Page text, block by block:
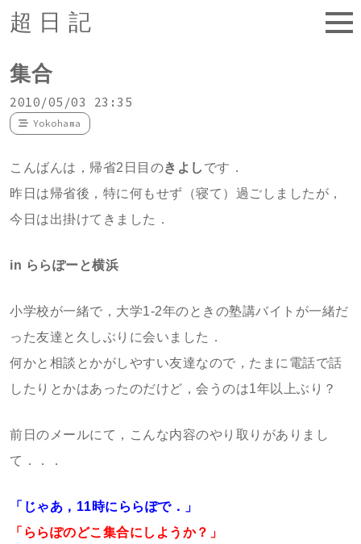
超日記
集合
2010/05/03 23:35
Yokohama
こんばんは，帰省2日目のきよし です．
昨日は帰省後，特に何もせず（寝て）過ごしましたが，
今日は出掛けてきました．
in ららぽーと横浜
小学校が一緒で，大学1-2年のときの塾講バイトが一緒だ
った友達と久しぶりに会いました．
何かと相談とかがしやすい友達なので，たまに電話で話
したりとかはあったのだけど，会うのは1年以上ぶり？
前日のメールにて，こんな内容のやり取りがありまし
て．．．
「じゃあ，11時にららぽで．」
「ららぽのどこ集合にしようか？」